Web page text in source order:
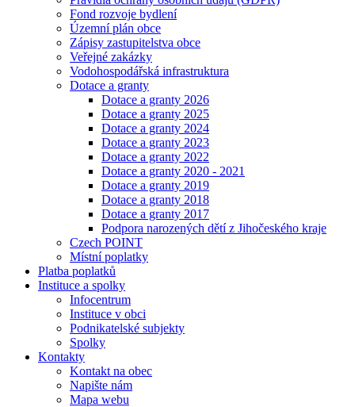
Fond rozvoje bydlení
Územní plán obce
Zápisy zastupitelstva obce
Veřejné zakázky
Vodohospodářská infrastruktura
Dotace a granty
Dotace a granty 2026
Dotace a granty 2025
Dotace a granty 2024
Dotace a granty 2023
Dotace a granty 2022
Dotace a granty 2020 - 2021
Dotace a granty 2019
Dotace a granty 2018
Dotace a granty 2017
Podpora narozených dětí z Jihočeského kraje
Czech POINT
Místní poplatky
Platba poplatků
Instituce a spolky
Infocentrum
Instituce v obci
Podnikatelské subjekty
Spolky
Kontakty
Kontakt na obec
Napište nám
Mapa webu